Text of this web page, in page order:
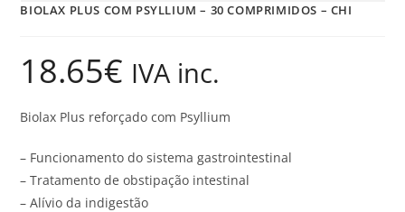
BIOLAX PLUS COM PSYLLIUM – 30 COMPRIMIDOS – CHI
18.65€ IVA inc.
Biolax Plus reforçado com Psyllium
– Funcionamento do sistema gastrointestinal
– Tratamento de obstipação intestinal
– Alívio da indigestão